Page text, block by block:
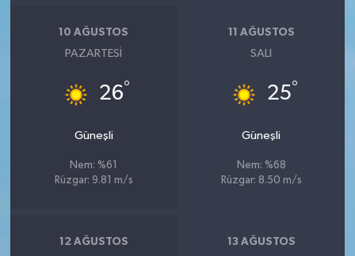
10 AĞUSTOS
PAZARTESI
26°
Güneşli
Nem: %61
Rüzgar: 9.81 m/s
11 AĞUSTOS
SALI
25°
Güneşli
Nem: %68
Rüzgar: 8.50 m/s
12 AĞUSTOS 13 AĞUSTOS